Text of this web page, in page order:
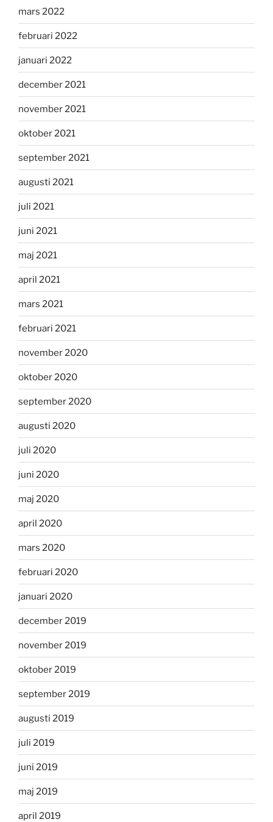
mars 2022
februari 2022
januari 2022
december 2021
november 2021
oktober 2021
september 2021
augusti 2021
juli 2021
juni 2021
maj 2021
april 2021
mars 2021
februari 2021
november 2020
oktober 2020
september 2020
augusti 2020
juli 2020
juni 2020
maj 2020
april 2020
mars 2020
februari 2020
januari 2020
december 2019
november 2019
oktober 2019
september 2019
augusti 2019
juli 2019
juni 2019
maj 2019
april 2019